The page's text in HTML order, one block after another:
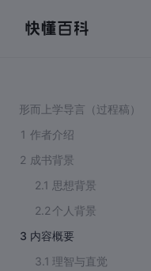
形而上学导言（过程稿）
1 作者介绍
2 成书背景
2.1 思想背景
2.2 个人背景
3 内容概要
3.1 理智与直觉